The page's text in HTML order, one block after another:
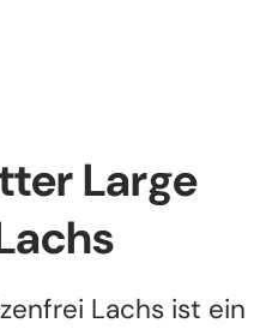
Large
Lachs ist ein